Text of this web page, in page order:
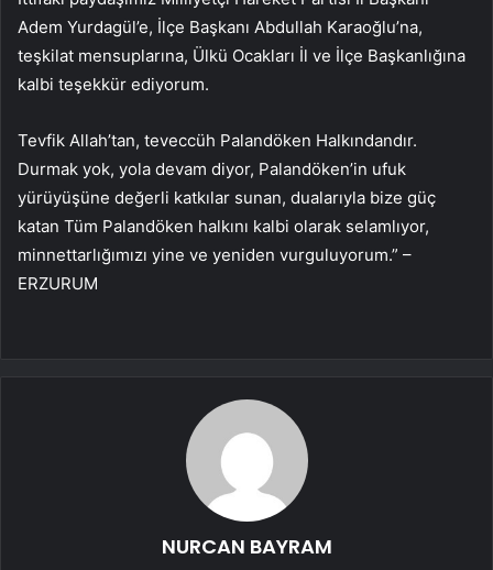
Adem Yurdagül’e, İlçe Başkanı Abdullah Karaoğlu’na,
teşkilat mensuplarına, Ülkü Ocakları İl ve İlçe Başkanlığına
kalbi teşekkür ediyorum.
Tevfik Allah’tan, teveccüh Palandöken Halkındandır.
Durmak yok, yola devam diyor, Palandöken’in ufuk
yürüyüşüne değerli katkılar sunan, dualarıyla bize güç
katan Tüm Palandöken halkını kalbi olarak selamlıyor,
minnettarlığımızı yine ve yeniden vurguluyorum.” –
ERZURUM
NURCAN BAYRAM